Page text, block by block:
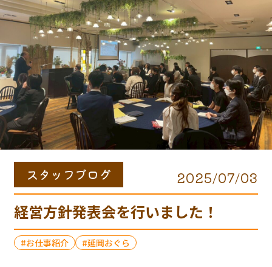
スタッフブログ 2025/07/03
経営方針発表会を行いました！
お仕事紹介 延岡おぐら